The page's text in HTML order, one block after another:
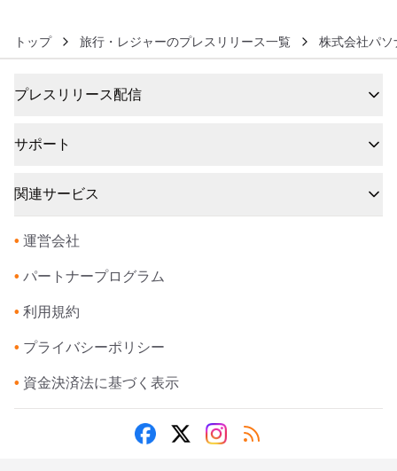
トップ 旅行・レジャーのプレスリリース一覧 株式会社パソ
プレスリリース配信
サポート
関連サービス
• 運営会社
• パートナープログラム
• 利用規約
• プライバシーポリシー
• 資金決済法に基づく表示